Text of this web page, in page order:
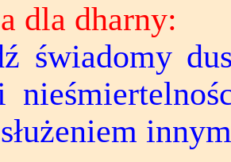
dla dharny:
świadomy